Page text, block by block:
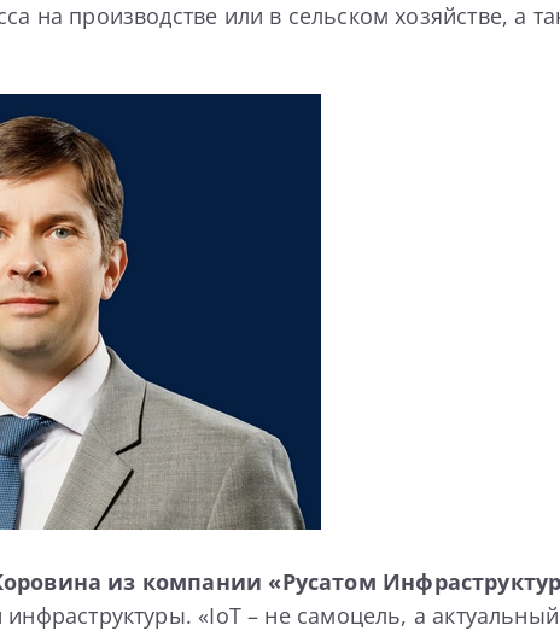
на производстве или в сельском хозяйстве,
из компании «Русатом
инфраструктуры. «IoT – не самоцель, а